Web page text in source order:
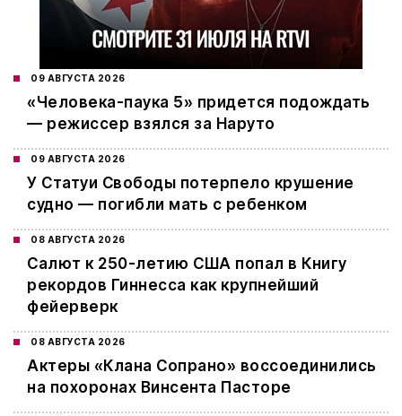
09 АВГУСТА 2026
«Человека-паука 5» придется подождать
— режиссер взялся за Наруто
09 АВГУСТА 2026
У Статуи Свободы потерпело крушение
судно — погибли мать с ребенком
08 АВГУСТА 2026
Салют к 250-летию США попал в Книгу
рекордов Гиннесса как крупнейший
фейерверк
08 АВГУСТА 2026
Актеры «Клана Сопрано» воссоединились
на похоронах Винсента Пасторе